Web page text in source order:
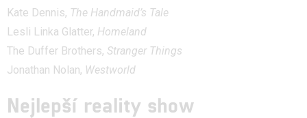
Kate Dennis, The Handmaid’s Tale
Lesli Linka Glatter, Homeland
The Duffer Brothers, Stranger Things
Jonathan Nolan, Westworld
Nejlepší reality show